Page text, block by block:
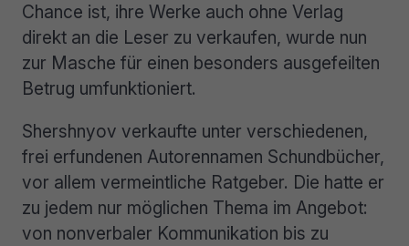
Chance ist, ihre Werke auch ohne Verlag
direkt an die Leser zu verkaufen, wurde nun
zur Masche für einen besonders ausgefeilten
Betrug umfunktioniert.
Shershnyov verkaufte unter verschiedenen,
frei erfundenen Autorennamen Schundbücher,
vor allem vermeintliche Ratgeber. Die hatte er
zu jedem nur möglichen Thema im Angebot:
von nonverbaler Kommunikation bis zu